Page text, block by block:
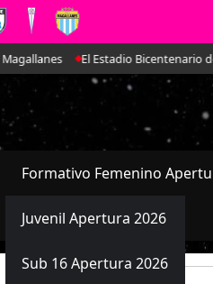
El Estadio Bicentenario de
Formativo Femenino
Juvenil Apertura 2026
Sub 16 Apertura 2026
Buscar: